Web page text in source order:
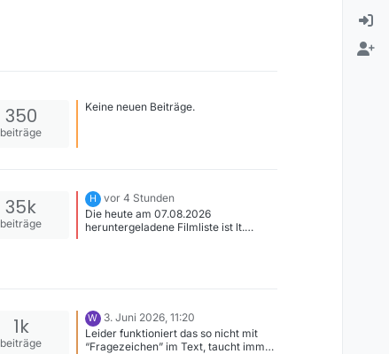
350
beiträge
Keine neuen Beiträge.
35k
beiträge
H
vor 4 Stunden
Die heute am 07.08.2026
heruntergeladene Filmliste ist lt.
neuestem Update. Schon mal Danke
für Antworten.
1k
beiträge
W
3. Juni 2026, 11:20
Leider funktioniert das so nicht mit
“Fragezeichen” im Text, taucht immer